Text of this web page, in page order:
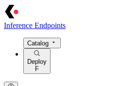
Inference Endpoints
Catalog
Deploy
F